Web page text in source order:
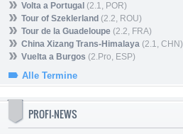
Volta a Portugal (2.1, POR)
Tour of Szeklerland (2.2, ROU)
Tour de la Guadeloupe (2.2, FRA)
China Xizang Trans-Himalaya (2.1, CHN)
Vuelta a Burgos (2.Pro, ESP)
Alle Termine
PROFI-NEWS